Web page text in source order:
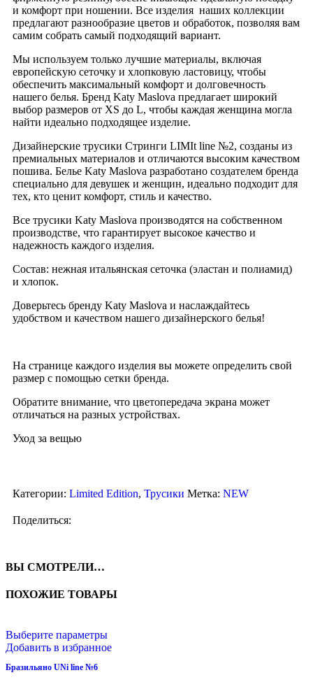
и комфорт при ношении. Все изделия наших коллекции
предлагают разнообразие цветов и обработок, позволяя вам
самим собрать самый подходящий вариант.
Мы используем только лучшие материалы, включая
европейскую сеточку и хлопковую ластовицу, чтобы
обеспечить максимальный комфорт и долговечность
нашего белья. Бренд Katy Maslova предлагает широкий
выбор размеров от XS до L, чтобы каждая женщина могла
найти идеально подходящее изделие.
Дизайнерские трусики Стринги LIMIt line №2, созданы из
премиальных материалов и отличаются высоким качеством
пошива. Белье Katy Maslova разработано создателем бренда
специально для девушек и женщин, идеально подходит для
тех, кто ценит комфорт, стиль и качество.
Все трусики Katy Maslova производятся на собственном
производстве, что гарантирует высокое качество и
надежность каждого изделия.
Состав: нежная итальянская сеточка (эластан и полиамид)
и хлопок.
Доверьтесь бренду Katy Maslova и наслаждайтесь
удобством и качеством нашего дизайнерского белья!
На странице каждого изделия вы можете определить свой
размер с помощью сетки бренда.
Обратите внимание, что цветопередача экрана может
отличаться на разных устройствах.
Уход за вещью
Категории: Limited Edition, Трусики Метка: NEW
Поделиться:
ВЫ СМОТРЕЛИ…
ПОХОЖИЕ ТОВАРЫ
Выберите параметры
Добавить в избранное
Бразильяно UNi line №6